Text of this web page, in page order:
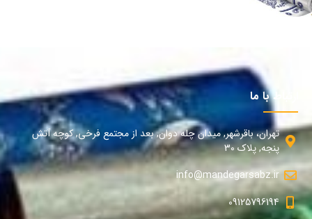
ارتباط با ما
تهران، باقرشهر, میدان چله دوان, بعد از مجتمع فرخی, کوچه آتش
پنجه, پلاک 30
info@mandegarsabz.ir
09125796194